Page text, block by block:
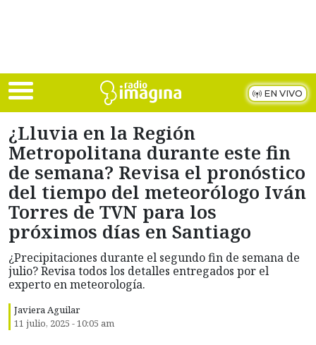
EN VIVO
¿Lluvia en la Región
Metropolitana durante este fin
de semana? Revisa el pronóstico
del tiempo del meteorólogo Iván
Torres de TVN para los
próximos días en Santiago
¿Precipitaciones durante el segundo fin de semana de
julio? Revisa todos los detalles entregados por el
experto en meteorología.
Javiera Aguilar
11 julio, 2025 - 10:05 am